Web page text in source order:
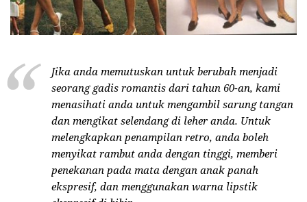
Jika anda memutuskan untuk berubah menjadi
seorang gadis romantis dari tahun 60-an, kami
menasihati anda untuk mengambil sarung tangan
dan mengikat selendang di leher anda. Untuk
melengkapkan penampilan retro, anda boleh
menyikat rambut anda dengan tinggi, memberi
penekanan pada mata dengan anak panah
ekspresif, dan menggunakan warna lipstik